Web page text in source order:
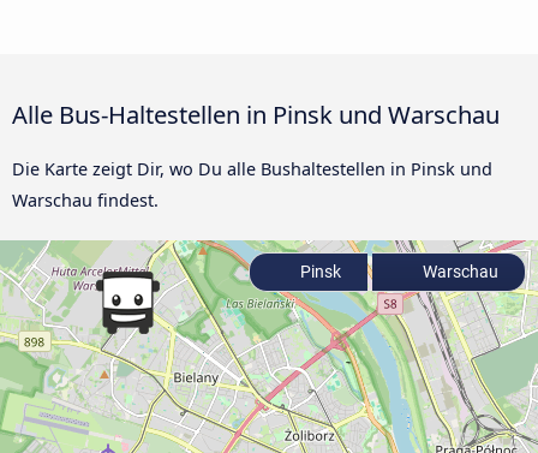
Alle Bus-Haltestellen in Pinsk und Warschau
Die Karte zeigt Dir, wo Du alle Bushaltestellen in Pinsk und
Warschau findest.
Pinsk Warschau